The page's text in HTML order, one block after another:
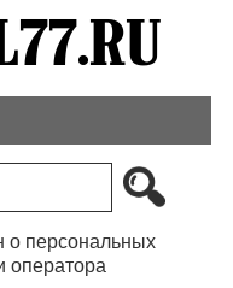
о персональных
оператора